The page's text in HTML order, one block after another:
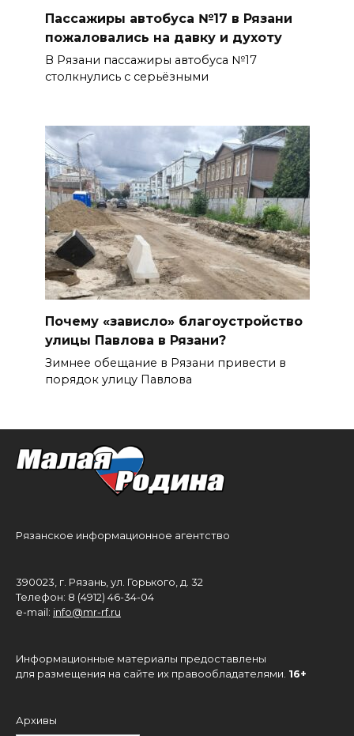
Пассажиры автобуса №17 в Рязани
пожаловались на давку и духоту
В Рязани пассажиры автобуса №17
столкнулись с серьёзными
Почему «зависло» благоустройство
улицы Павлова в Рязани?
Зимнее обещание в Рязани привести в
порядок улицу Павлова
Рязанское информационное агентство
390023, г. Рязань, ул. Горького, д. 32
Телефон: 8 (4912) 46-34-04
e-mail: info@mr-rf.ru
Информационные материалы предоставлены
для размещения на сайте их правообладателями. 16+
Архивы